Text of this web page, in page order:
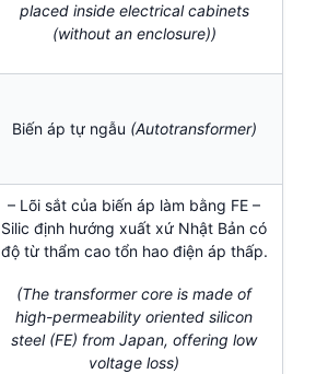
placed inside electrical cabinets
(without an enclosure))
Biến áp tự ngẫu (Autotransformer)
– Lõi sắt của biến áp làm bằng FE –
Silic định hướng xuất xứ Nhật Bản có
độ từ thẩm cao tổn hao điện áp thấp.
(The transformer core is made of
high-permeability oriented silicon
steel (FE) from Japan, offering low
voltage loss)